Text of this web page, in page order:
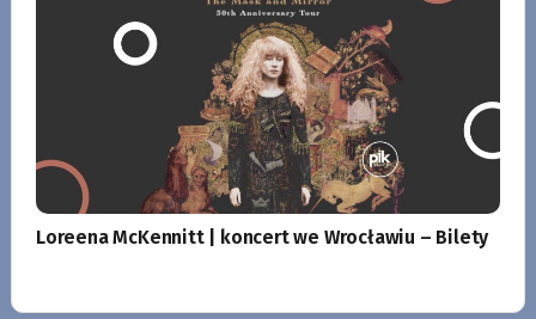
Loreena McKennitt | koncert we Wrocławiu – Bilety